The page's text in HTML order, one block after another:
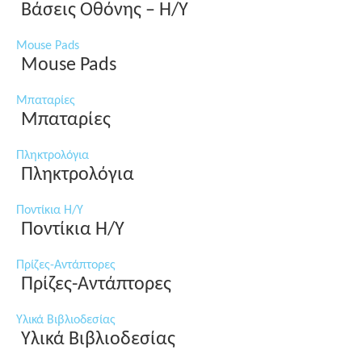
Βάσεις Οθόνης – Η/Υ
Mouse Pads
Mouse Pads
Μπαταρίες
Μπαταρίες
Πληκτρολόγια
Πληκτρολόγια
Ποντίκια Η/Υ
Ποντίκια Η/Υ
Πρίζες-Αντάπτορες
Πρίζες-Αντάπτορες
Υλικά Βιβλιοδεσίας
Υλικά Βιβλιοδεσίας